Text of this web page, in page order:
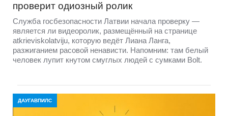
проверит одиозный ролик
Служба госбезопасности Латвии начала проверку —
является ли видеоролик, размещённый на странице
atkrieviskolatviju, которую ведёт Лиана Ланга,
разжиганием расовой ненависти. Напомним: там белый
человек лупит кнутом смуглых людей с сумками Bolt.
ДАУГАВПИЛС